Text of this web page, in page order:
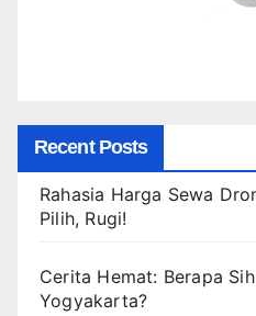
Recent Posts
Rahasia Harga Sewa
Pilih, Rugi!
Cerita Hemat: Berapa
Yogyakarta?